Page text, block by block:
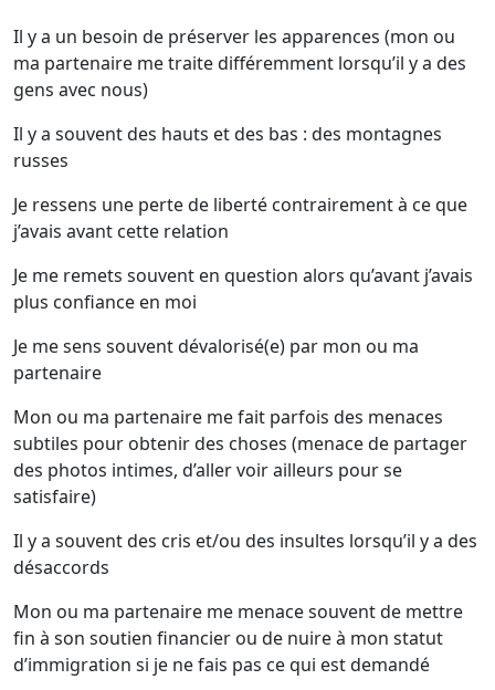
Il y a un besoin de préserver les apparences (mon ou
ma partenaire me traite différemment lorsqu’il y a des
gens avec nous)
Il y a souvent des hauts et des bas : des montagnes
russes
Je ressens une perte de liberté contrairement à ce que
j’avais avant cette relation
Je me remets souvent en question alors qu’avant j’avais
plus confiance en moi
Je me sens souvent dévalorisé(e) par mon ou ma
partenaire
Mon ou ma partenaire me fait parfois des menaces
subtiles pour obtenir des choses (menace de partager
des photos intimes, d’aller voir ailleurs pour se
satisfaire)
Il y a souvent des cris et/ou des insultes lorsqu’il y a des
désaccords
Mon ou ma partenaire me menace souvent de mettre
fin à son soutien financier ou de nuire à mon statut
d’immigration si je ne fais pas ce qui est demandé